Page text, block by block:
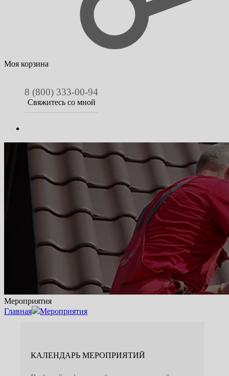
Моя корзина
8 (800) 333-00-94
Свяжитесь со мной
Мероприятия
Главная
Мероприятия
КАЛЕНДАРЬ МЕРОПРИЯТИЙ